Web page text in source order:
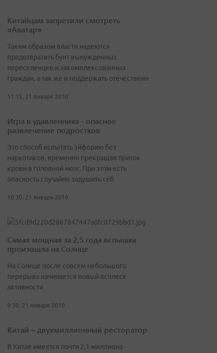
Китайцам запретили смотреть
«Аватар»
Таким образом власти надеются
предотвратить бунт вынужденных
переселенцев и закомплексованных
граждан, а так же и поддержать отечественн
11:15, 21 января 2010
Игра в удавленника - опасное
развлечение подростков
Это способ испытать эйфорию без
наркотиков, временно прекращая приток
крови в головной мозг. При этом есть
опасность случайно задушить себ
10:30, 21 января 2010
Самая мощная за 2,5 года вспышка
произошла на Солнце
На Солнце после совсем небольшого
перерыва начинается новый всплеск
активности
9:30, 21 января 2010
Китай – двухмиллионный ресторатор
В Китае имеется почти 2,1 миллиона